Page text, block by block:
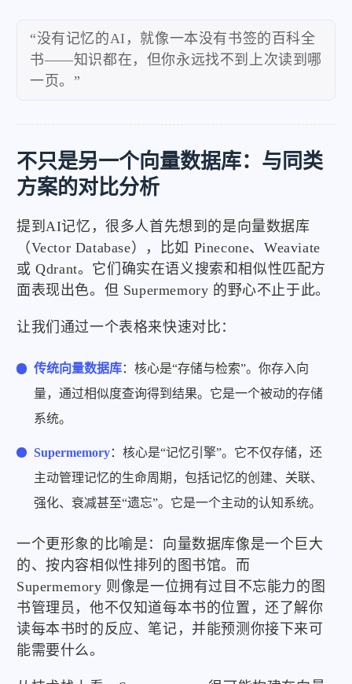
“没有记忆的AI，就像一本没有书签的百科全
书——知识都在，但你永远找不到上次读到哪
一页。”
不只是另一个向量数据库：与同类
方案的对比分析
提到AI记忆，很多人首先想到的是向量数据库
（Vector Database），比如 Pinecone、Weaviate
或 Qdrant。它们确实在语义搜索和相似性匹配方
面表现出色。但 Supermemory 的野心不止于此。
让我们通过一个表格来快速对比：
传统向量数据库：核心是“存储与检索”。你存入向
量，通过相似度查询得到结果。它是一个被动的存储
系统。
Supermemory：核心是“记忆引擎”。它不仅存储，还
主动管理记忆的生命周期，包括记忆的创建、关联、
强化、衰减甚至“遗忘”。它是一个主动的认知系统。
一个更形象的比喻是：向量数据库像是一个巨大
的、按内容相似性排列的图书馆。而
Supermemory 则像是一位拥有过目不忘能力的图
书管理员，他不仅知道每本书的位置，还了解你
读每本书时的反应、笔记，并能预测你接下来可
能需要什么。